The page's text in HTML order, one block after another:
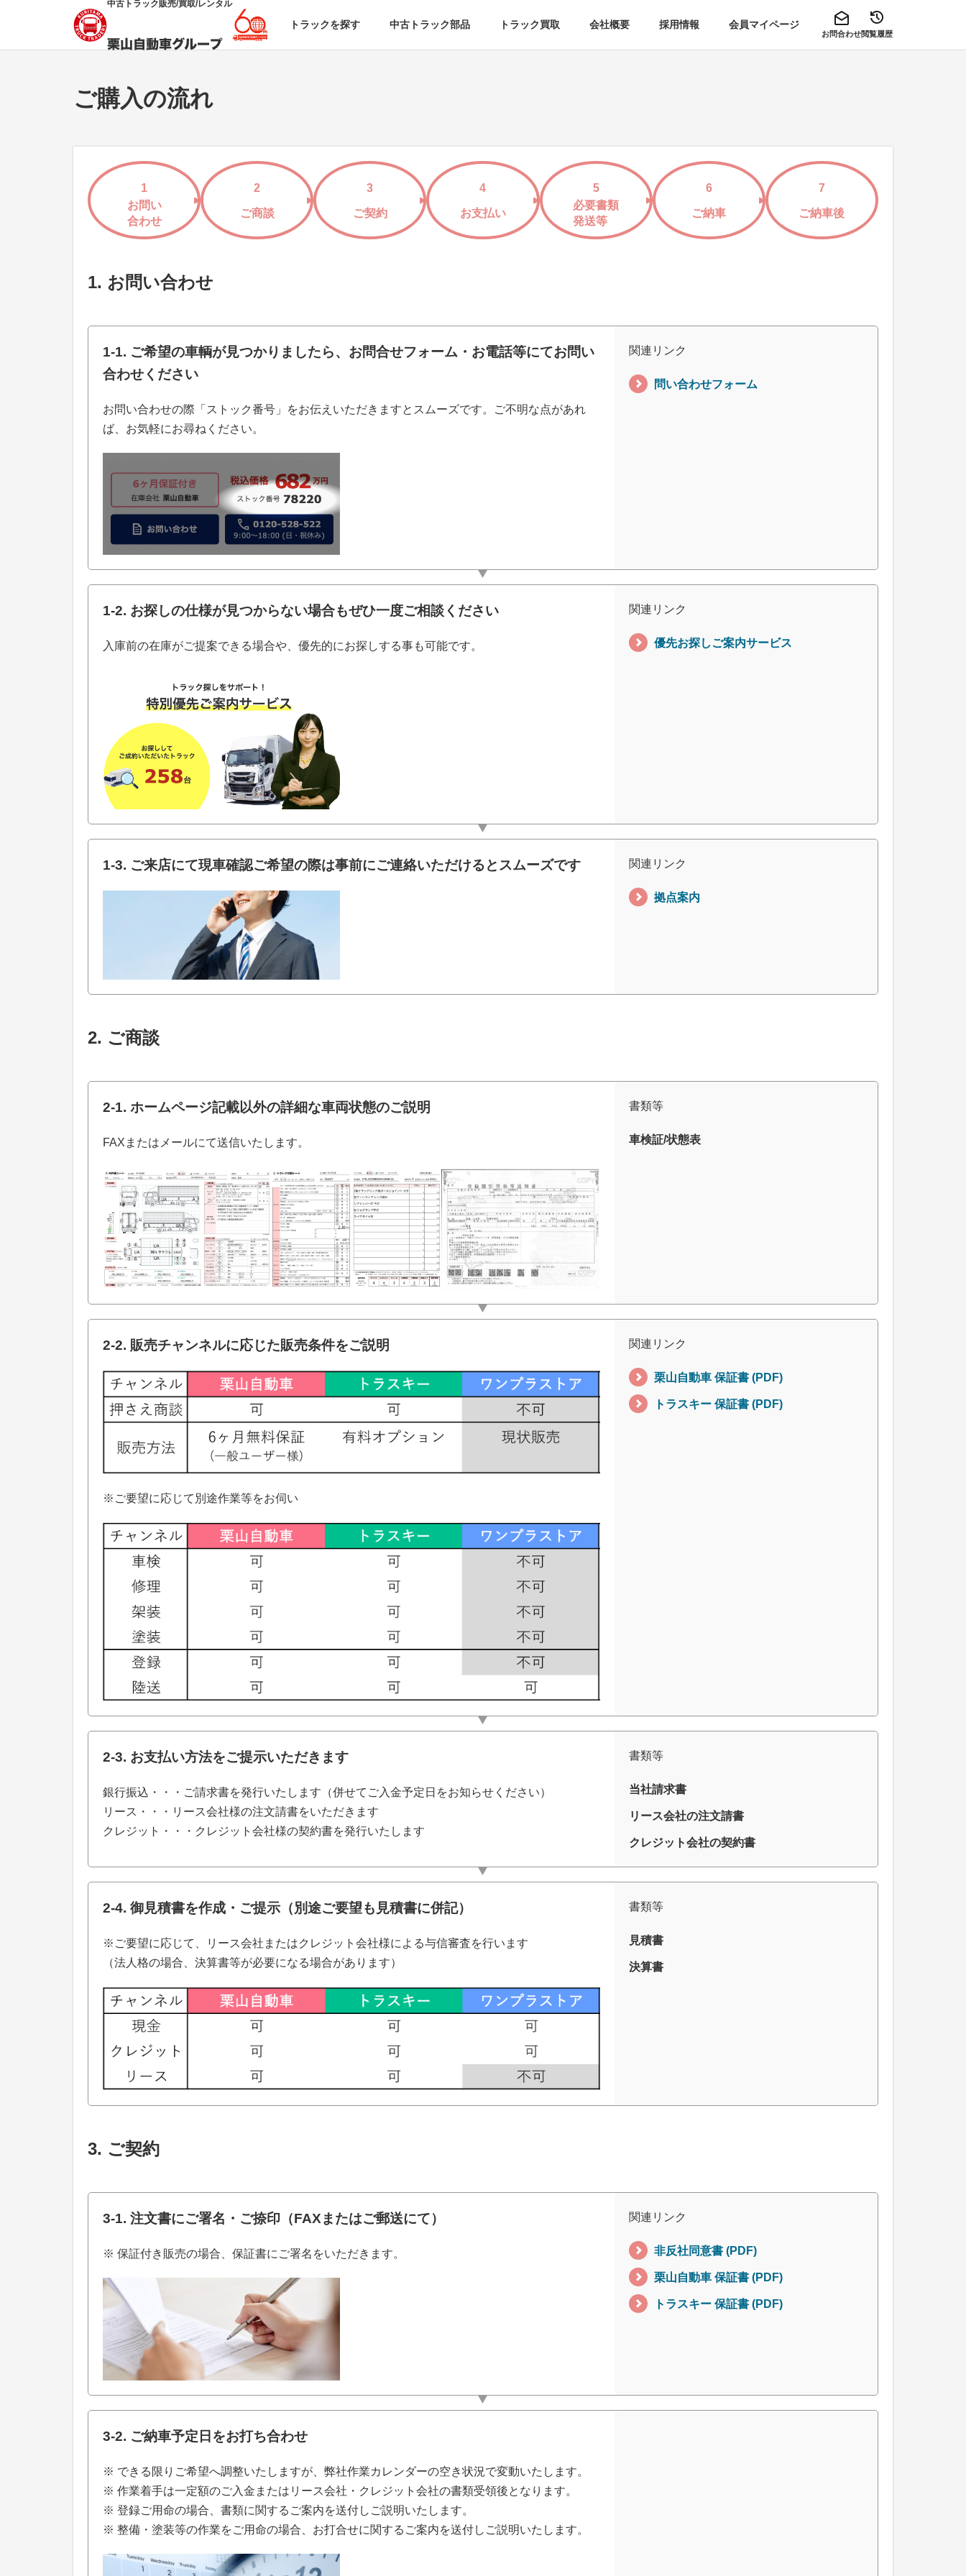
中古トラック販売/買取/レンタル
トラックを探す 中古トラック部品 トラック買取 会社概要 採用情報 会員マイページ
お問合わせ閲覧履歴
ご購入の流れ
1
お問い
合わせ
2
ご商談
3
ご契約
4
お支払い
5
必要書類
発送等
6
ご納車
7
ご納車後
1. お問い合わせ
1-1. ご希望の車輌が見つかりましたら、お問合せフォーム・お電話等にてお問い
合わせください
お問い合わせの際「ストック番号」をお伝えいただきますとスムーズです。ご不明な点があれ
ば、お気軽にお尋ねください。
関連リンク
問い合わせフォーム
1-2. お探しの仕様が見つからない場合もぜひ一度ご相談ください
入庫前の在庫がご提案できる場合や、優先的にお探しする事も可能です。
関連リンク
優先お探しご案内サービス
1-3. ご来店にて現車確認ご希望の際は事前にご連絡いただけるとスムーズです 関連リンク
拠点案内
2. ご商談
2-1. ホームページ記載以外の詳細な車両状態のご説明
FAXまたはメールにて送信いたします。
書類等
車検証/状態表
2-2. 販売チャンネルに応じた販売条件をご説明
※ご要望に応じて別途作業等をお伺い
関連リンク
栗山自動車 保証書 (PDF)
トラスキー 保証書 (PDF)
2-3. お支払い方法をご提示いただきます
銀行振込・・・ご請求書を発行いたします（併せてご入金予定日をお知らせください）
リース・・・リース会社様の注文請書をいただきます
クレジット・・・クレジット会社様の契約書を発行いたします
書類等
当社請求書
リース会社の注文請書
クレジット会社の契約書
2-4. 御見積書を作成・ご提示（別途ご要望も見積書に併記）
※ご要望に応じて、リース会社またはクレジット会社様による与信審査を行います
（法人格の場合、決算書等が必要になる場合があります）
書類等
見積書
決算書
3. ご契約
3-1. 注文書にご署名・ご捺印（FAXまたはご郵送にて）
※ 保証付き販売の場合、保証書にご署名をいただきます。
関連リンク
非反社同意書 (PDF)
栗山自動車 保証書 (PDF)
トラスキー 保証書 (PDF)
3-2. ご納車予定日をお打ち合わせ
※ できる限りご希望へ調整いたしますが、弊社作業カレンダーの空き状況で変動いたします。
※ 作業着手は一定額のご入金またはリース会社・クレジット会社の書類受領後となります。
※ 登録ご用命の場合、書類に関するご案内を送付しご説明いたします。
※ 整備・塗装等の作業をご用命の場合、お打合せに関するご案内を送付しご説明いたします。